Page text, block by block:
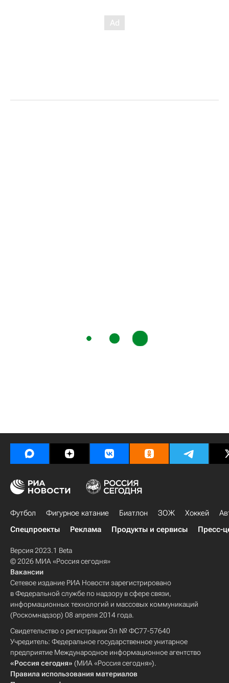
Футбол Фигурное катание Биатлон ЗОЖ Хоккей
Спецпроекты
Реклама Продукты и сервисы Пресс-
Версия 2023.1 Beta
© 2026 МИА «Россия сегодня»
Вакансии
Сетевое издание РИА Новости зарегистрировано
в Федеральной службе по надзору в сфере связи,
информационных технологий и массовых коммуникаций
(Роскомнадзор) 08 апреля 2014 года.
Свидетельство о регистрации Эл № ФС77-57640
Учредитель: Федеральное государственное унитарное
предприятие Международное информационное агентство
«Россия сегодня» (МИА «Россия сегодня»).
Правила использования материалов